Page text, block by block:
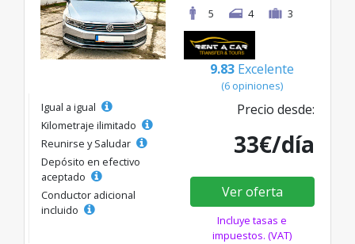
5
4 3
9.83 Excelente
(6 opiniones)
Igual a igual
Kilometraje ilimitado
Reunirse y Saludar
Depósito en efectivo
aceptado
Conductor adicional
incluido
Precio desde:
33€/día
Ver oferta
Incluye tasas e
impuestos. (VAT)